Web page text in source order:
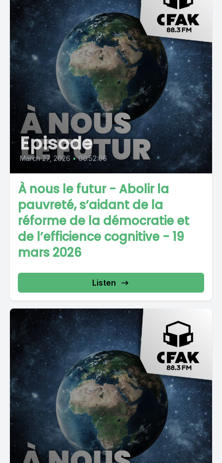
Episode
March 27, 2026 • 00:52:06
À nous le futur - Abolir la
pauvreté, s’aidant de la
réforme de la démocratie et
de l’efficience cognitive - 19
mars 2026
Listen